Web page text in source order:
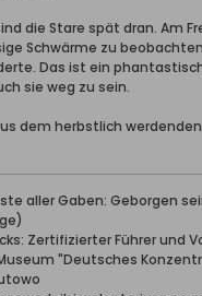
die Stare spät dran. Am
Schwärme zu
Das ist ein
sie weg zu sein.
dem herbstlich
aller Gaben: Geborgen
Zertifizierter Führer und
"Deutsches